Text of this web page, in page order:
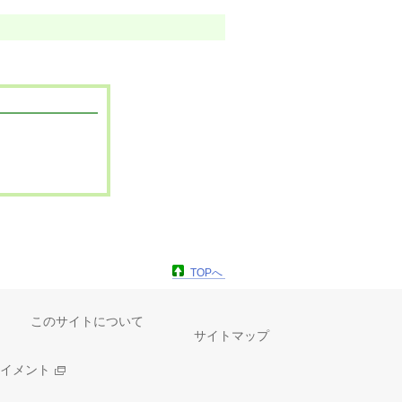
TOPへ
このサイトについて
サイトマップ
メント